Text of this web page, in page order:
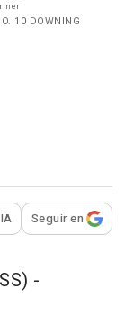
10 DOWNING
para
IA Seguir en
-